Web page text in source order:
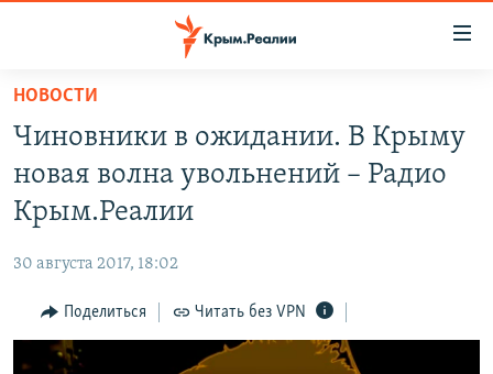
Вернуться
основному
содержанию
Вернутся
главной
навигации
Вернутся
поиску
11 ЛЕТ ОККУПАЦИИ КРЫМА. 11 ИСТОРИЙ СОПРОТИВЛЕНИЯ
ВОДА
ЕЩЕ
ИНТЕРАКТИВ
ИНФОГРАФИКА
РАДІО СВОБОДА
КАК ОБОЙТИ БЛОКИРОВКУ
НОВОСТИ
Чиновники в ожидании. В Крыму
новая волна увольнений – Радио
Крым.Реалии
30 августа 2017, 18:02
Поделиться Читать без VPN